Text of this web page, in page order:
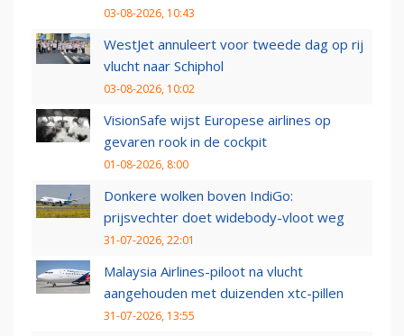
03-08-2026, 10:43
WestJet annuleert voor tweede dag op rij
vlucht naar Schiphol
03-08-2026, 10:02
VisionSafe wijst Europese airlines op
gevaren rook in de cockpit
01-08-2026, 8:00
Donkere wolken boven IndiGo:
prijsvechter doet widebody-vloot weg
31-07-2026, 22:01
Malaysia Airlines-piloot na vlucht
aangehouden met duizenden xtc-pillen
31-07-2026, 13:55